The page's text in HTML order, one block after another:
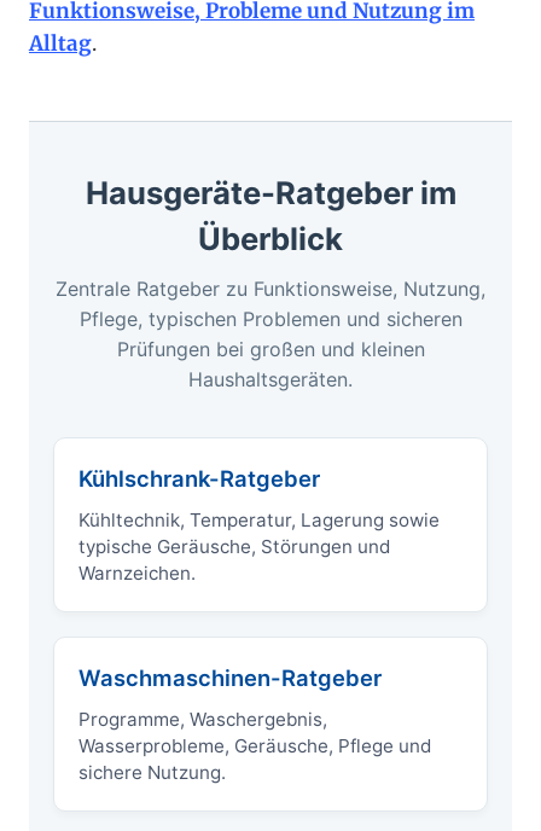
Funktionsweise, Probleme und Nutzung im
Alltag.
Hausgeräte-Ratgeber im
Überblick
Zentrale Ratgeber zu Funktionsweise, Nutzung,
Pflege, typischen Problemen und sicheren
Prüfungen bei großen und kleinen
Haushaltsgeräten.
Kühlschrank-Ratgeber
Kühltechnik, Temperatur, Lagerung sowie
typische Geräusche, Störungen und
Warnzeichen.
Waschmaschinen-Ratgeber
Programme, Waschergebnis,
Wasserprobleme, Geräusche, Pflege und
sichere Nutzung.